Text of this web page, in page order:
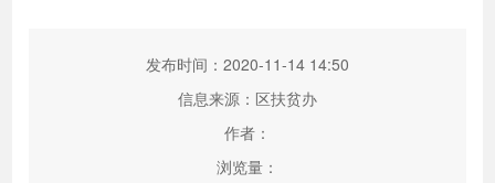
发布时间：2020-11-14 14:50
信息来源：区扶贫办
作者：
浏览量：